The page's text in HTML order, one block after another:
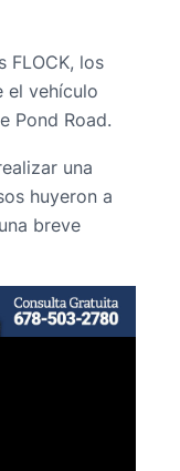
FLOCK, los
el vehículo
Pond Road.
una
huyeron a
breve